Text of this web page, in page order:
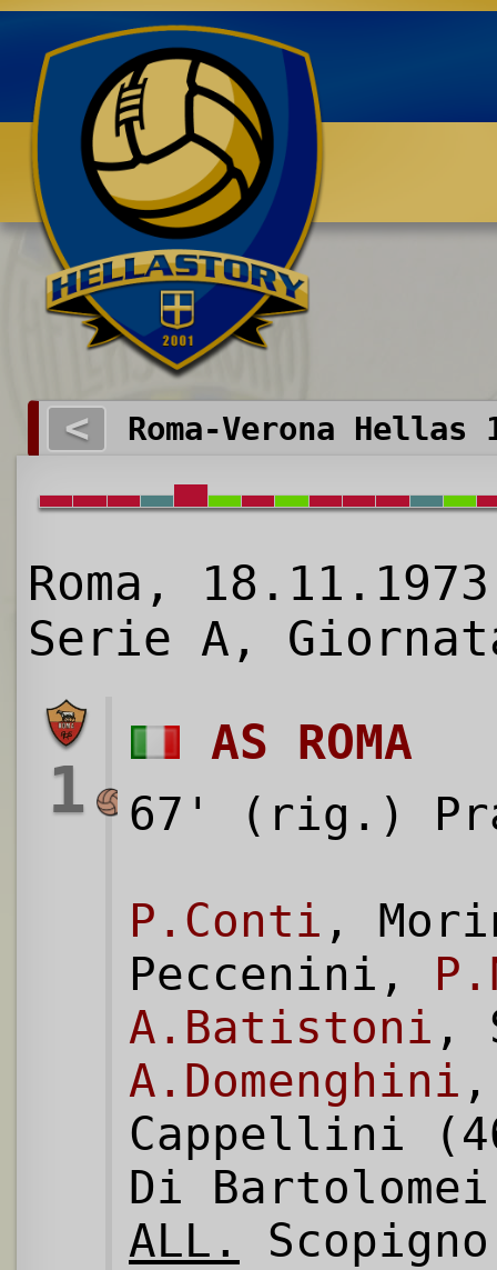
Benvenuti su HELLASTORY.net
< Roma-Verona Hellas
Roma,
Serie A,
1
AS ROMA
67' (rig.)
P.Conti ,
Peccenini,
A.Batistoni ,
A.Domenghini
Cappellini
Di
ALL.
Scopigno